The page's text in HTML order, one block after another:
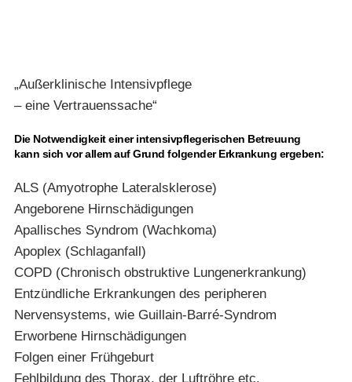
„Außerklinische Intensivpflege
– eine Vertrauenssache“
Die Notwendigkeit einer intensivpflegerischen Betreuung
kann sich vor allem auf Grund folgender Erkrankung ergeben:
ALS (Amyotrophe Lateralsklerose)
Angeborene Hirnschädigungen
Apallisches Syndrom (Wachkoma)
Apoplex (Schlaganfall)
COPD (Chronisch obstruktive Lungenerkrankung)
Entzündliche Erkrankungen des peripheren
Nervensystems, wie Guillain-Barré-Syndrom
Erworbene Hirnschädigungen
Folgen einer Frühgeburt
Fehlbildung des Thorax, der Luftröhre etc.